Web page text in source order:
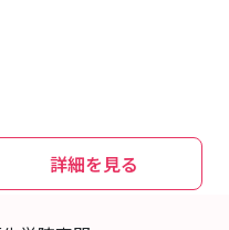
詳細を見る